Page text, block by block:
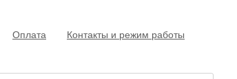
Оплата Контакты и режим работы